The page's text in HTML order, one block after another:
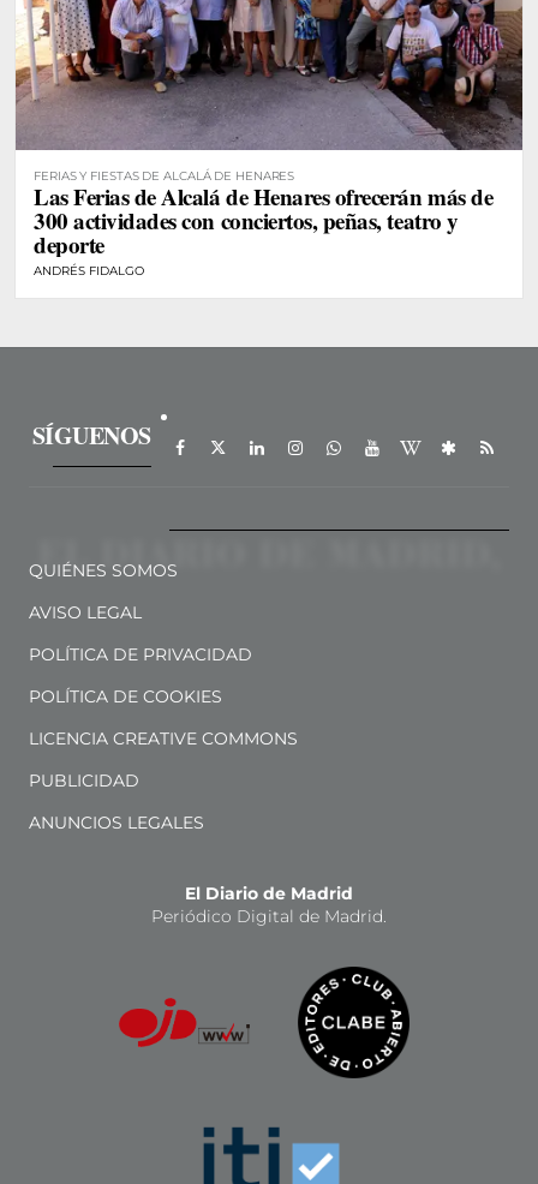
FERIAS Y FIESTAS DE ALCALÁ DE HENARES
Las Ferias de Alcalá de Henares ofrecerán más de
300 actividades con conciertos, peñas, teatro y
deporte
ANDRÉS FIDALGO
SÍGUENOS
QUIÉNES SOMOS
AVISO LEGAL
POLÍTICA DE PRIVACIDAD
POLÍTICA DE COOKIES
LICENCIA CREATIVE COMMONS
PUBLICIDAD
ANUNCIOS LEGALES
El Diario de Madrid
Periódico Digital de Madrid.